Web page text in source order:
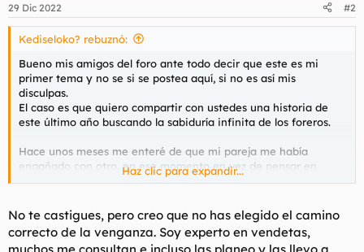
e
s
29 Dic 2022 #2
Kediseloko? rebuznó:
Bueno mis amigos del foro ante todo decir que este es mi
primer tema y no se si se postea aquí, si no es así mis
disculpas.
El caso es que quiero compartir con ustedes una historia de
este último año buscando la sabiduría infinita de los foreros.
Hace unos meses me enteré de que mi pareja me había
engañado con otro, en ese momento en vez de pensar en
dejarlo tuve la brillante idea de vengarme de ella tirando de
Me abrí tinder y Badoo y paso a relatar mis 4 experiencias en
este par de meses.
Haz clic para expandir...
No te castigues, pero creo que no has elegido el camino
correcto de la venganza. Soy experto en vendetas,